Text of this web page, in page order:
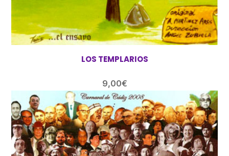
LOS TEMPLARIOS
9,00€